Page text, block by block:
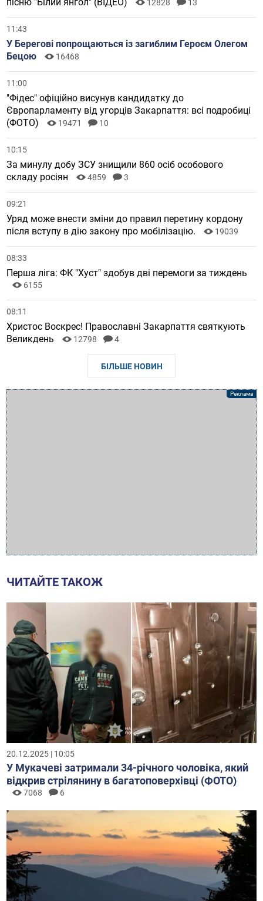
12828 13
11:43
У Берегові попрощаються із загиблим Героєм Олегом
Бецою
16468
11:00
"Фідес" офіційно висунув кандидатку до
Європарламенту від угорців Закарпаття: всі подробиці
(ФОТО)
19471 10
10:15
За минулу добу ЗСУ знищили 860 осіб особового
складу росіян
4859 3
09:21
Уряд може внести зміни до правил перетину кордону
після вступу в дію закону про мобілізацію.
19039
08:33
Перша ліга: ФК "Хуст" здобув дві перемоги за тиждень
6155
08:11
Христос Воскрес! Православні Закарпаття святкують
Великдень
12798 4
БІЛЬШЕ НОВИН
ЧИТАЙТЕ ТАКОЖ
20.12.2025 | 10:05
У Мукачеві затримали 34-річного чоловіка, який
відкрив стрілянину в багатоповерхівці (ФОТО)
7068 6